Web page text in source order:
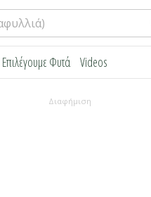
Επιλέγουμε Φυτά Videos
Διαφήμιση